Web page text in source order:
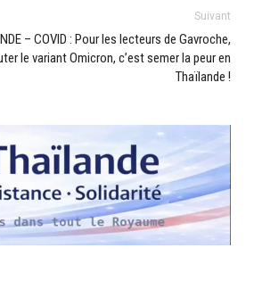
Suivant
– COVID : Pour les lecteurs de Gavroche,
le variant Omicron, c’est semer la peur en
Thaïlande !